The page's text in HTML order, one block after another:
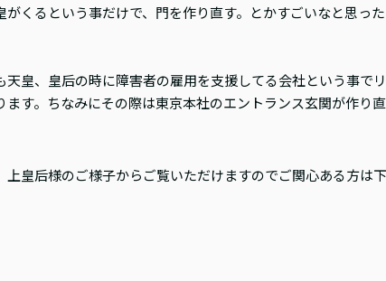
くるという事だけで、門を作り直す。とかすごいなと思っ
皇、皇后の時に障害者の雇用を支援してる会社という事で
ます。ちなみにその際は東京本社のエントランス玄関が作り
皇后様のご様子からご覧いただけますのでご関心ある方は